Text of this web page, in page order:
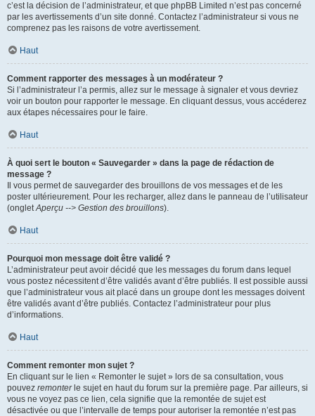
c’est la décision de l’administrateur, et que phpBB Limited n’est pas concerné
par les avertissements d’un site donné. Contactez l’administrateur si vous ne
comprenez pas les raisons de votre avertissement.
Haut
Comment rapporter des messages à un modérateur ?
Si l’administrateur l’a permis, allez sur le message à signaler et vous devriez
voir un bouton pour rapporter le message. En cliquant dessus, vous accéderez
aux étapes nécessaires pour le faire.
Haut
À quoi sert le bouton « Sauvegarder » dans la page de rédaction de
message ?
Il vous permet de sauvegarder des brouillons de vos messages et de les
poster ultérieurement. Pour les recharger, allez dans le panneau de l’utilisateur
(ongletAperçu --> Gestion des brouillons).
Haut
Pourquoi mon message doit être validé ?
L’administrateur peut avoir décidé que les messages du forum dans lequel
vous postez nécessitent d’être validés avant d’être publiés. Il est possible aussi
que l’administrateur vous ait placé dans un groupe dont les messages doivent
être validés avant d’être publiés. Contactez l’administrateur pour plus
d’informations.
Haut
Comment remonter mon sujet ?
En cliquant sur le lien « Remonter le sujet » lors de sa consultation, vous
pouvez remonterle sujet en haut du forum sur la première page. Par ailleurs, si
vous ne voyez pas ce lien, cela signifie que la remontée de sujet est
désactivée ou que l’intervalle de temps pour autoriser la remontée n’est pas